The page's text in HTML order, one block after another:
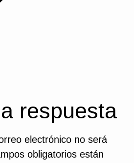
respuesta
electrónico no será
obligatorios están